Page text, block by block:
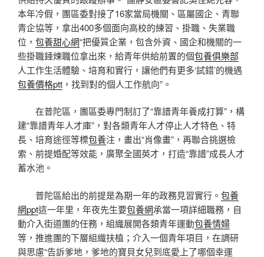
本年冷假，團區委對接了16家當局機關、區屬國企、青聯
青企協等，拿出400多個面向高校的練習、掛職、失業職
位， 包養甜心網“把優質企業，包含外資、國企和機關的一
些掛職錘煉職位拿出來，給青年供給前置的個包養俱樂部
人工作生活體驗、培育和實行，讓他們有更多‘試錯’的機遇
包養價格ptt ，找到對的個人工作航向”。
在普陀區，團區委專門制訂了“靠譜青年養成打算”，構
建“靠譜青年人才庫”，對各類青年人才停止人才特色、特
長、培育途徑等標包養注，畫出“肖像畫”，再聯合挑選檢
索、前提婚配等效能，廣聚全國英才，打造“靠譜”成長人才
蓄水池。
普陀區給出的前提是為期一年的政務見習實行。 包養
網ppt這一年里，年夜先生要包養網承當一項詳細職務，自
動介入街道團的任務，組織展開各類青年運動包養情婦
等，推進團的下層組織扶植；介入一個青年項目，在調研
與思慮“告訴爹地，爹地的寶貝女兒到底愛上了哪個幸運